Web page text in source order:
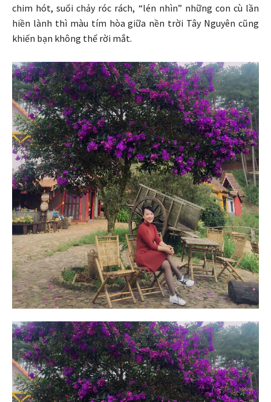
chim hót, suối chảy róc rách, “lén nhìn” những con cù lần
hiền lành thì màu tím hòa giữa nền trời Tây Nguyên cũng
khiến bạn không thể rời mắt.